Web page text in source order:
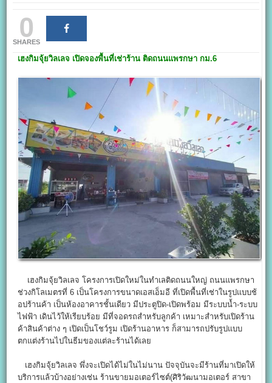
0
SHARES
เฮงกิมจุ้ยวิลเลจ เปิดจองพื้นที่เช่าร้าน ติดถนนแพรกษา กม.6
เฮงกิมจุ้ยวิลเลจ โครงการเปิดใหม่ในทำเลติดถนนใหญ่ ถนนแพรกษา
ช่วงกิโลเมตรที่ 6 เป็นโครงการขนาดเอสเอ็มอี ที่เปิดพื้นที่เช่าในรูปแบบช้
อปร้านค้า เป็นห้องอาคารชั้นเดียว มีประตูปิด-เปิดพร้อม มีระบบน้ำ-ระบบ
ไฟฟ้า เดินไว้ให้เรียบร้อย มีที่จอดรถสำหรับลูกค้า เหมาะสำหรับเปิดร้าน
ค้าสินค้าต่าง ๆ เปิดเป็นโชว์รูม เปิดร้านอาหาร ก็สามารถปรับรูปแบบ
ตกแต่งร้านไปในธีมของแต่ละร้านได้เลย
เฮงกิมจุ้ยวิลเลจ พึ่งจะเปิดได้ไม่ในไม่นาน ปัจจุบันจะมีร้านที่มาเปิดให้
บริการแล้วบ้างอย่างเช่น ร้านขายมอเตอร์ไซต์(ศิริวัฒนามอเตอร์ สาขา